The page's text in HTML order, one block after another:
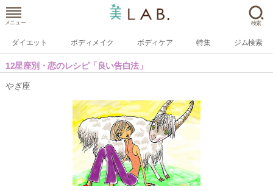
メニュー 検索
ダイエット ボディメイク ボディケア 特集 ジム検索
12星座別・恋のレシピ「良い告白法」
やぎ座